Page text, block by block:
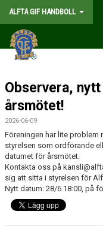
ALFTA GIF HANDBOLL
HEM
FÖRENINGEN
MEDLEMSKAP
MATCHER
GÅ PÅ MATCH
KALENDER
Observera,
årsmötet!
2026-06-09
Föreningen har lite problem
styrelsen som ordförande
datumet för årsmötet.
Kontakta oss på
sig att sitta i styrelsen för
Nytt datum: 28/6 18:00, på